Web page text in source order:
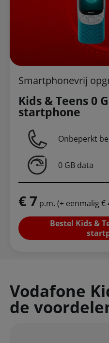
Smartphonevrij
Kids & Teens 0
startphone
Onbeperkt
0 GB data
€ 7 p.m. (+ eenmalig €
Bestel Kids &
Vodafone
de